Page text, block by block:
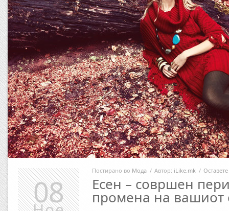
Постирано во Мода / Автор: iLike.mk /
Есен – совршен
промена на вашиот
08